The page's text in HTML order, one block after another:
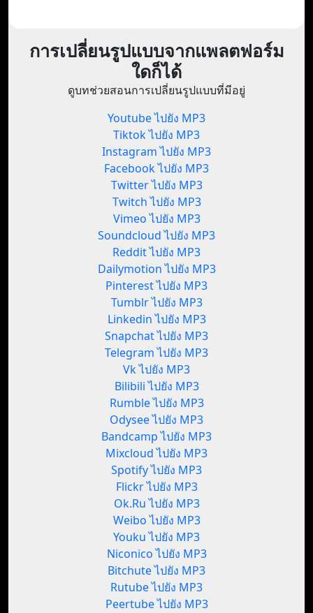
การเปลี่ยนรูปแบบจากแพลตฟอร์ม
ใดก็ได้
ดูบทช่วยสอนการเปลี่ยนรูปแบบที่มีอยู่
Youtube ไปยัง MP3
Tiktok ไปยัง MP3
Instagram ไปยัง MP3
Facebook ไปยัง MP3
Twitter ไปยัง MP3
Twitch ไปยัง MP3
Vimeo ไปยัง MP3
Soundcloud ไปยัง MP3
Reddit ไปยัง MP3
Dailymotion ไปยัง MP3
Pinterest ไปยัง MP3
Tumblr ไปยัง MP3
Linkedin ไปยัง MP3
Snapchat ไปยัง MP3
Telegram ไปยัง MP3
Vk ไปยัง MP3
Bilibili ไปยัง MP3
Rumble ไปยัง MP3
Odysee ไปยัง MP3
Bandcamp ไปยัง MP3
Mixcloud ไปยัง MP3
Spotify ไปยัง MP3
Flickr ไปยัง MP3
Ok.Ru ไปยัง MP3
Weibo ไปยัง MP3
Youku ไปยัง MP3
Niconico ไปยัง MP3
Bitchute ไปยัง MP3
Rutube ไปยัง MP3
Peertube ไปยัง MP3